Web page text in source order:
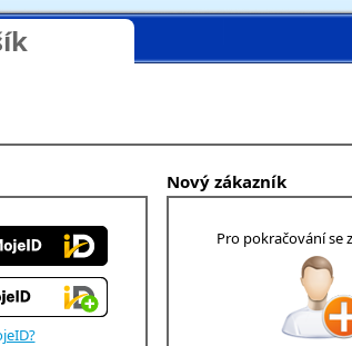
Nový zákazník
Pro pokračování se